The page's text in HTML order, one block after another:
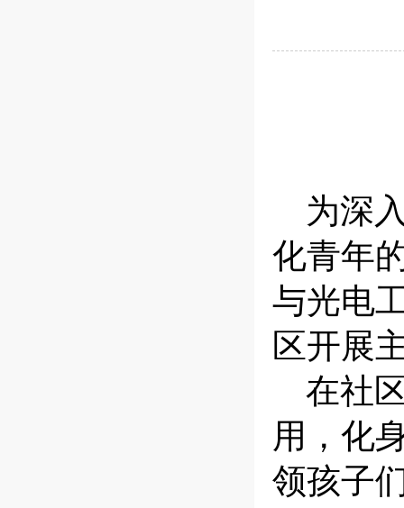
为深
化青年
与光电
区开展
在社
用，化
领孩子